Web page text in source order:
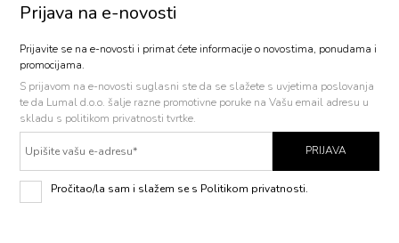
Prijava na e-novosti
Prijavite se na e-novosti i primat ćete informacije o novostima, ponudama i
promocijama.
S prijavom na e-novosti suglasni ste da se slažete s uvjetima poslovanja
te da Lumal d.o.o. šalje razne promotivne poruke na Vašu email adresu u
skladu s politikom privatnosti tvrtke.
PRIJAVA
Pročitao/la sam i slažem se s Politikom privatnosti.